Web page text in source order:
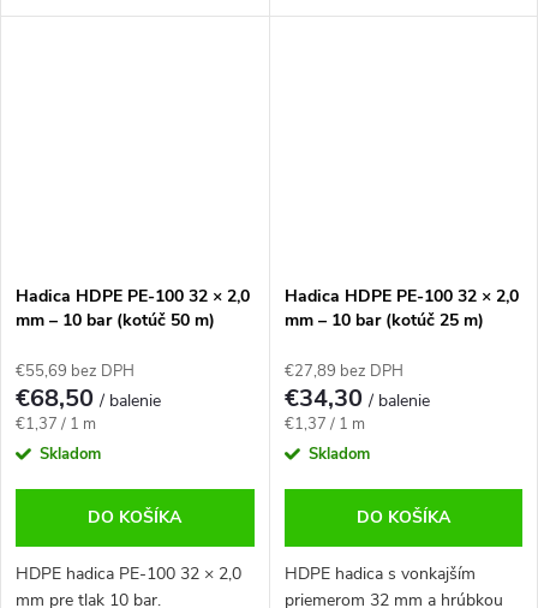
pre pitnú vodu. Predaj ako
UV stabilná a odolná. Vhodná
Hadica HDPE PE-100 32 × 2,0
mm – 10 bar (kotúč 50 m)
€55,69 bez DPH
€68,50/ balenie
Jednotková
cena:
€1,37 / 1 m
Skladom
DO KOŠÍKA
HDPE hadica PE-100 32 × 2,0
mm pre tlak 10 bar.
Hadica HDPE PE-100 32 × 2,0
mm – 10 bar (kotúč 25 m)
€27,89 bez DPH
€34,30/ balenie
Jednotková
cena:
€1,37 / 1 m
Skladom
DO KOŠÍKA
HDPE hadica s vonkajším
priemerom 32 mm a hrúbkou